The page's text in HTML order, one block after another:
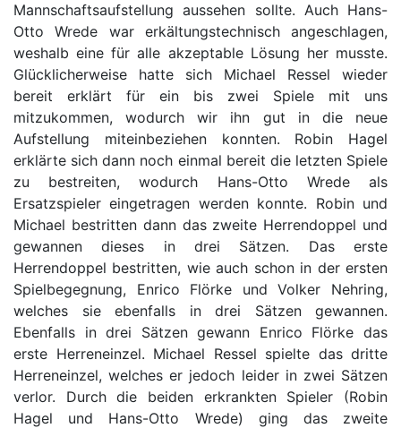
Mannschaftsaufstellung aussehen sollte. Auch Hans-
Otto Wrede war erkältungstechnisch angeschlagen,
weshalb eine für alle akzeptable Lösung her musste.
Glücklicherweise hatte sich Michael Ressel wieder
bereit erklärt für ein bis zwei Spiele mit uns
mitzukommen, wodurch wir ihn gut in die neue
Aufstellung miteinbeziehen konnten. Robin Hagel
erklärte sich dann noch einmal bereit die letzten Spiele
zu bestreiten, wodurch Hans-Otto Wrede als
Ersatzspieler eingetragen werden konnte. Robin und
Michael bestritten dann das zweite Herrendoppel und
gewannen dieses in drei Sätzen. Das erste
Herrendoppel bestritten, wie auch schon in der ersten
Spielbegegnung, Enrico Flörke und Volker Nehring,
welches sie ebenfalls in drei Sätzen gewannen.
Ebenfalls in drei Sätzen gewann Enrico Flörke das
erste Herreneinzel. Michael Ressel spielte das dritte
Herreneinzel, welches er jedoch leider in zwei Sätzen
verlor. Durch die beiden erkrankten Spieler (Robin
Hagel und Hans-Otto Wrede) ging das zweite